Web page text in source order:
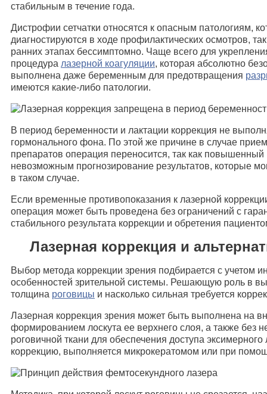
стабильным в течение года.
Дистрофии сетчатки относятся к опасным патологиям,
диагностируются в ходе профилактических осмотров,
ранних этапах бессимптомно. Чаще всего для
процедура лазерной коагуляции, которая абсолютно
выполнена даже беременным для предотвращения
имеются какие-либо патологии.
В период беременности и лактации коррекция не
гормонального фона. По этой же причине в случае
препаратов операция переносится, так как
невозможным прогнозирование результатов, которые
в таком случае.
Если временные противопоказания к лазерной
операция может быть проведена без ограничений с
стабильного результата коррекции и обретения
Лазерная коррекция и
Выбор метода коррекции зрения подбирается с учетом
особенностей зрительной системы. Решающую роль в
толщина роговицы и насколько сильная требуется
Лазерная коррекция зрения может быть выполнена на
формированием лоскута ее верхнего слоя, а также без
роговичной ткани для обеспечения доступа
коррекцию, выполняется микрокератомом или при